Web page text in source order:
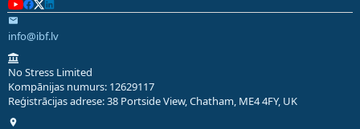
info@ibf.lv
No Stress Limited
Kompānijas numurs: 12629117
Reģistrācijas adrese: 38 Portside View, Chatham, ME4 4FY, UK